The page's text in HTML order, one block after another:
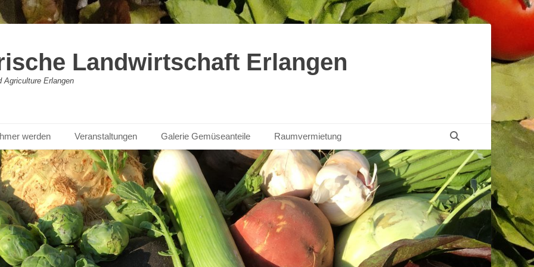
Landwirtschaft Erlangen
Agriculture Erlangen
werden Veranstaltungen Galerie Gemüseanteile Raumvermietung
Suchen